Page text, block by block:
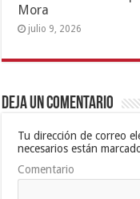
Mora
julio 9, 2026
Deja un comentario
Tu dirección de correo
necesarios están
Comentario